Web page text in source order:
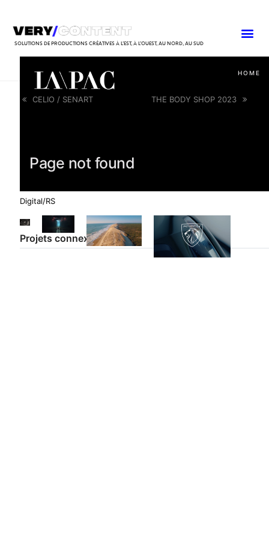
SOLUTIONS DE PRODUCTIONS CRÉATIVES À L’EST, À L’OUEST, AU NORD, AU SUD
Digital/RS
Projets connexes
CELIO / SENART THE BODY SHOP 2023